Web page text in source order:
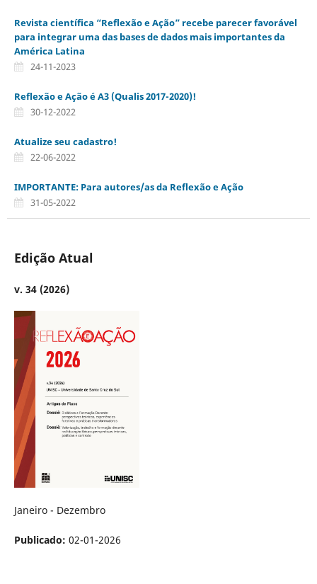
Revista científica “Reflexão e Ação” recebe parecer favorável
para integrar uma das bases de dados mais importantes da
América Latina
24-11-2023
Reflexão e Ação é A3 (Qualis 2017-2020)!
30-12-2022
Atualize seu cadastro!
22-06-2022
IMPORTANTE: Para autores/as da Reflexão e Ação
31-05-2022
Edição Atual
v. 34 (2026)
Janeiro - Dezembro
Publicado: 02-01-2026